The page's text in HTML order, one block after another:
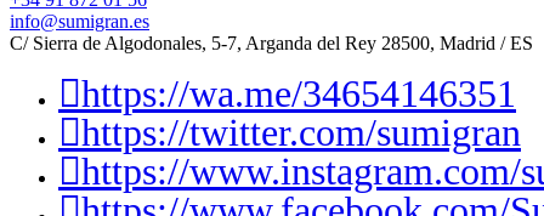
info@sumigran.es
C/ Sierra de Algodonales, 5-7, Arganda del Rey 28500, Madrid / ES
https://wa.me/34654146351
https://twitter.com/sumigran
https://www.instagram.com/